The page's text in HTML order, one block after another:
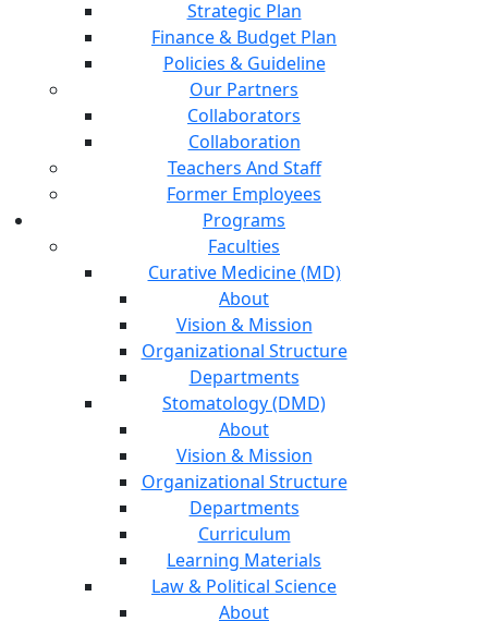
Strategic Plan
Finance & Budget Plan
Policies & Guideline
Our Partners
Collaborators
Collaboration
Teachers And Staff
Former Employees
Programs
Faculties
Curative Medicine (MD)
About
Vision & Mission
Organizational Structure
Departments
Stomatology (DMD)
About
Vision & Mission
Organizational Structure
Departments
Curriculum
Learning Materials
Law & Political Science
About